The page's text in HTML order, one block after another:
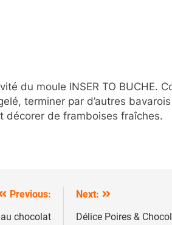
du moule INSER TO BUCHE.
terminer par d’autres
décorer de framboises fraîches.
Previous:
chocolat
Next:
Délice Poires &